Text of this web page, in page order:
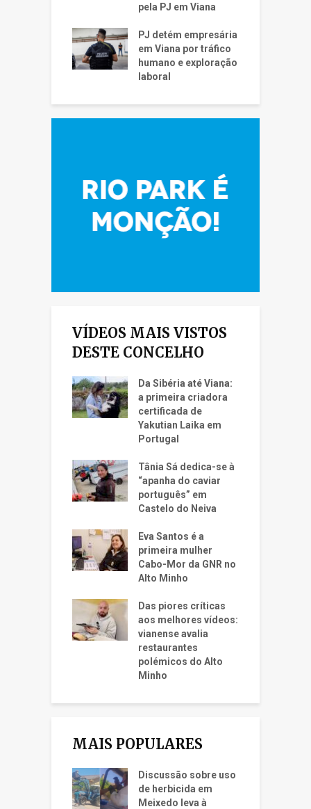
pela PJ em Viana
PJ detém empresária
em Viana por tráfico
humano e exploração
laboral
VÍDEOS MAIS VISTOS
DESTE CONCELHO
Da Sibéria até Viana:
a primeira criadora
certificada de
Yakutian Laika em
Portugal
Tânia Sá dedica-se à
“apanha do caviar
português” em
Castelo do Neiva
Eva Santos é a
primeira mulher
Cabo-Mor da GNR no
Alto Minho
Das piores críticas
aos melhores vídeos:
vianense avalia
restaurantes
polémicos do Alto
Minho
MAIS POPULARES
Discussão sobre uso
de herbicida em
Meixedo leva à